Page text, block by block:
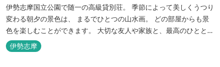
伊勢志摩国立公園で随一の高級貸別荘。 季節によって美しくうつり
変わる朝夕の景色は、 まるでひとつの山水画。 どの部屋からも景
色を楽しむことができます。 大切な友人や家族と、最高のひととき
を。 1日1組限定とさせていただいております。 完全にプライベー
トでご利用いただけます。
伊勢志摩